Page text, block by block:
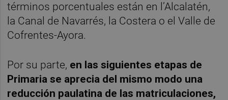
términos porcentuales están en l’Alcalatén,
la Canal de Navarrés, la Costera o el Valle de
Cofrentes-Ayora.
Por su parte, en las siguientes etapas de
Primaria se aprecia del mismo modo una
reducción paulatina de las matriculaciones,